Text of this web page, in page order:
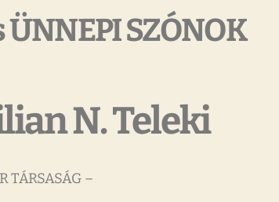
ÜNNEPI SZÓNOK
N. Teleki
TÁRSASÁG –